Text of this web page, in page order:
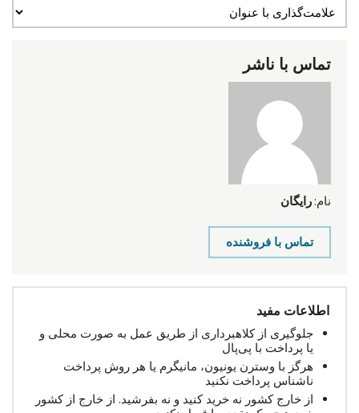
تماس با ناشر
نام: رایگان
تماس با فروشنده
اطلاعات مفید
جلوگیری از کلاهبرداری از طریق عمل به صورت محلی و
یا پرداخت با پی‌پال
هرگز با وسترن یونیون، مانیگرم یا هر روش پرداخت
ناشناس پرداخت نکنید
از خارج کشور نه خرید کنید و نه بفرشید. از خارج از کشور